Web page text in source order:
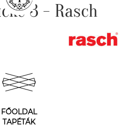
3 - Rasch
FŐOLDAL
TAPÉTÁK